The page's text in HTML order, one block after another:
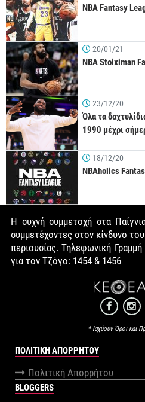
NBA Fantasy
20/01/21
NBA Stoiximan
23/12/20
Όλα τα
1990 μέχρι
18/12/20
NBAholics
Η συχνή συμμετοχή στα
συμμετέχοντες στον κίνδυνο
περιουσίας. Τηλεφωνική
για τον Τζόγο: 1454 & 1456
* Ισχύουν Όροι και
ΠΟΛΙΤΙΚΉ ΑΠΟΡΡΉΤΟΥ
Πολιτική Απορρήτου
BLOGGERS